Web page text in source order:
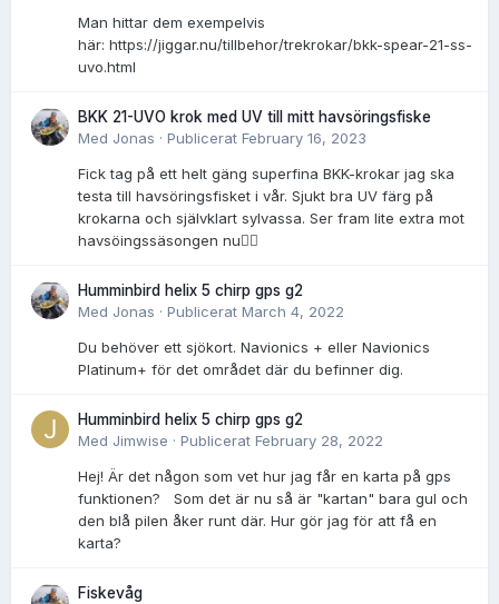
Man hittar dem exempelvis
här: https://jiggar.nu/tillbehor/trekrokar/bkk-spear-21-ss-
uvo.html
BKK 21-UVO krok med UV till mitt havsöringsfiske
Med Jonas · Publicerat February 16, 2023
Fick tag på ett helt gäng superfina BKK-krokar jag ska
testa till havsöringsfisket i vår. Sjukt bra UV färg på
krokarna och självklart sylvassa. Ser fram lite extra mot
havsöingssäsongen nu👌🏻
Humminbird helix 5 chirp gps g2
Med Jonas · Publicerat March 4, 2022
Du behöver ett sjökort. Navionics + eller Navionics
Platinum+ för det området där du befinner dig.
Humminbird helix 5 chirp gps g2
Med Jimwise · Publicerat February 28, 2022
Hej! Är det någon som vet hur jag får en karta på gps
funktionen? Som det är nu så är "kartan" bara gul och
den blå pilen åker runt där. Hur gör jag för att få en
karta?
Fiskevåg